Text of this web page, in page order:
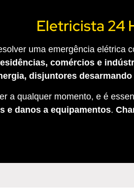
Eletricista 24
uma emergência elétrica
comércios e
disjuntores
a qualquer momento, e é
e danos a equipamentos.